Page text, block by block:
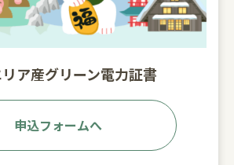
ア産グリーン電力証書
申込フォームへ